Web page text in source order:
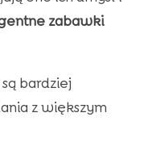
zabawki
bardziej
z większym